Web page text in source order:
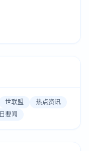
世联盟
热点资讯
要闻